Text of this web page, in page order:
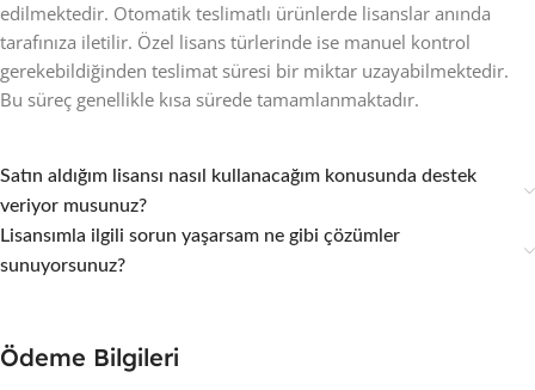
edilmektedir. Otomatik teslimatlı ürünlerde lisanslar anında
tarafınıza iletilir. Özel lisans türlerinde ise manuel kontrol
gerekebildiğinden teslimat süresi bir miktar uzayabilmektedir.
Bu süreç genellikle kısa sürede tamamlanmaktadır.
Satın aldığım lisansı nasıl kullanacağım konusunda destek
veriyor musunuz?
Lisansımla ilgili sorun yaşarsam ne gibi çözümler
sunuyorsunuz?
Ödeme Bilgileri